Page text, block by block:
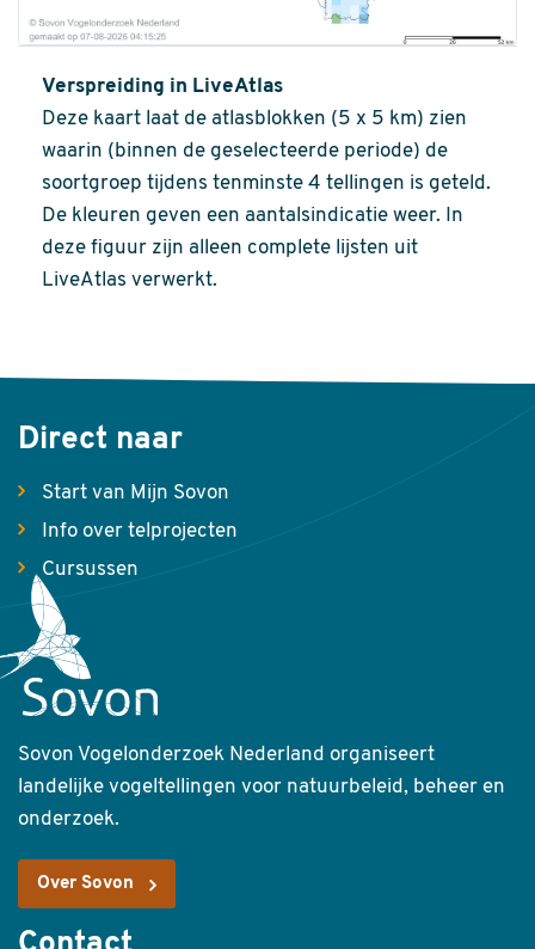
Verspreiding in LiveAtlas
Deze kaart laat de atlasblokken (5 x 5 km) zien
waarin (binnen de geselecteerde periode) de
soortgroep tijdens tenminste 4 tellingen is geteld.
De kleuren geven een aantalsindicatie weer. In
deze figuur zijn alleen complete lijsten uit
LiveAtlas verwerkt.
Direct naar
Start van Mijn Sovon
Info over telprojecten
Cursussen
Sovon Vogelonderzoek Nederland organiseert
landelijke vogeltellingen voor natuurbeleid, beheer en
onderzoek.
Over Sovon